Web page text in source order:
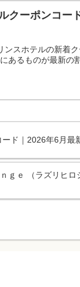
クーポンコー
スホテルの新着
あるものが最新の
ド｜2026年6月最
ｇｅ （ラズリヒ